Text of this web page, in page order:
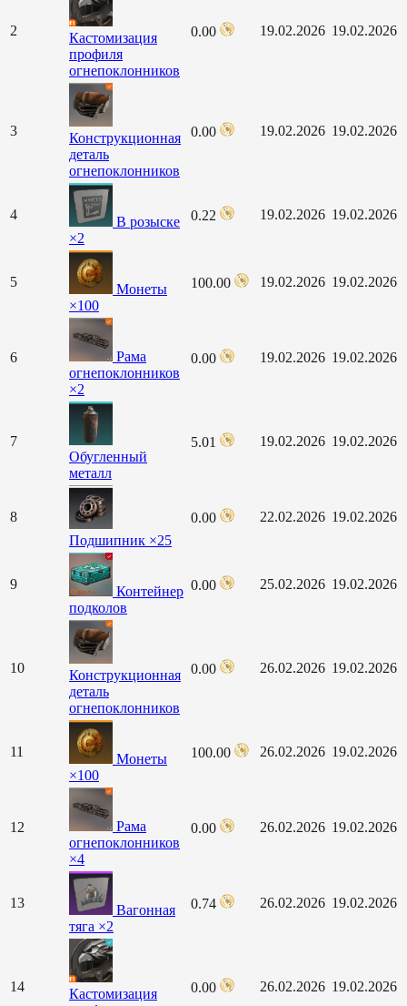
2
Кастомизация
профиля
огнепоклонников
0.00 19.02.2026 19.02.2026
3
Конструкционная
деталь
огнепоклонников
0.00 19.02.2026 19.02.2026
4
В розыске
×2
0.22 19.02.2026 19.02.2026
5
Монеты
×100
100.00 19.02.2026 19.02.2026
6
Рама
огнепоклонников
×2
0.00 19.02.2026 19.02.2026
7
Обугленный
металл
5.01 19.02.2026 19.02.2026
8
Подшипник ×25
0.00 22.02.2026 19.02.2026
9
Контейнер
подколов
0.00 25.02.2026 19.02.2026
10
Конструкционная
деталь
огнепоклонников
0.00 26.02.2026 19.02.2026
11
Монеты
×100
100.00 26.02.2026 19.02.2026
12
Рама
огнепоклонников
×4
0.00 26.02.2026 19.02.2026
13
Вагонная
тяга ×2
0.74 26.02.2026 19.02.2026
14
Кастомизация
0.00 26.02.2026 19.02.2026